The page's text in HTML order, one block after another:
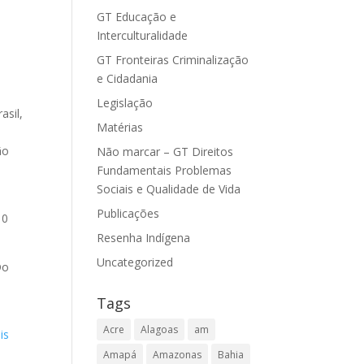
GT Educação e
Interculturalidade
GT Fronteiras Criminalização
e Cidadania
Legislação
Matérias
Não marcar – GT Direitos
Fundamentais Problemas
Sociais e Qualidade de Vida
Publicações
Resenha Indígena
Uncategorized
Tags
Acre Alagoas
am
Amapá
Amazonas Bahia